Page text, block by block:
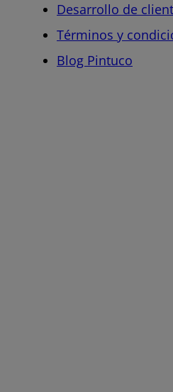
Desarrollo de
Términos y
Blog Pintuco